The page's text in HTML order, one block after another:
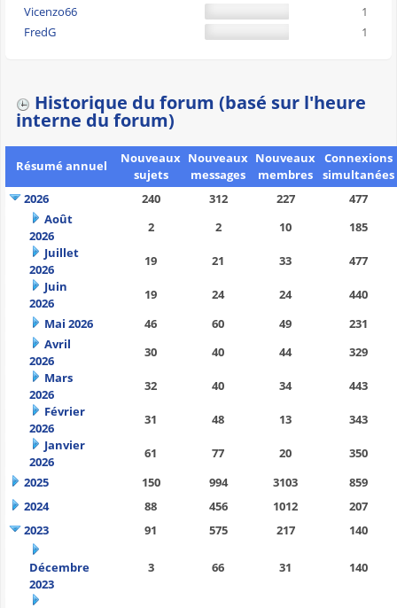
Vicenzo66
1
FredG
1
Historique du forum (basé sur l'heure
interne du forum)
Résumé annuel
Nouveaux
sujets
Nouveaux
messages
Nouveaux
membres
Connexions
simultanées
2026
240 312 227
477
Août
2026
2 2 10
185
Juillet
2026
19 21 33
477
Juin
2026
19 24 24
440
Mai 2026
46 60 49
231
Avril
2026
30 40 44
329
Mars
2026
32 40 34
443
Février
2026
31 48 13
343
Janvier
2026
61 77 20
350
2025
150 994 3103
859
2024
88 456 1012
207
2023
91 575 217 140
Décembre
2023
3 66 31 140